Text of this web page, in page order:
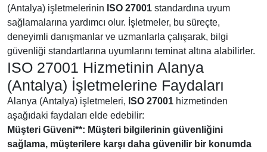
(Antalya) işletmelerinin ISO 27001 standardına uyum
sağlamalarına yardımcı olur. İşletmeler, bu süreçte,
deneyimli danışmanlar ve uzmanlarla çalışarak, bilgi
güvenliği standartlarına uyumlarını teminat altına alabilirler.
ISO 27001 Hizmetinin Alanya
(Antalya) İşletmelerine Faydaları
Alanya (Antalya) işletmeleri, ISO 27001 hizmetinden
aşağıdaki faydaları elde edebilir:
Müşteri Güveni**: Müşteri bilgilerinin güvenliğini
sağlama, müşterilere karşı daha güvenilir bir konumda